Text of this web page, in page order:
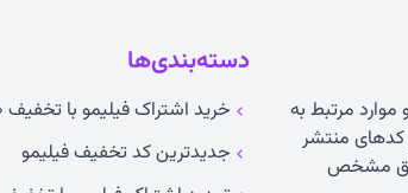
مرتبط به
کدهای منتشر
مشخص
دسته‌بندی‌ها
خرید اشتراک فیلیمو با تخفیف ۵۰ درصدی
جدیدترین کد تخفیف فیلیمو